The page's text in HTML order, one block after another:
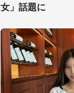
女」話題に